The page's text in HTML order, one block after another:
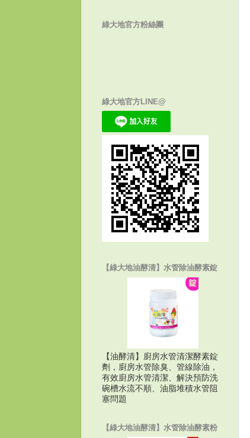
綠大地官方粉絲團
綠大地官方LINE@
【綠大地油酵清】水管除油酵素錠
【油酵清】廚房水管清潔酵素錠
劑，廚房水管除臭、管線除油，
有效廚房水管清潔、解決預防洗
碗槽水流不順、油脂堆積水管阻
塞問題
【綠大地油酵清】水管除油酵素粉